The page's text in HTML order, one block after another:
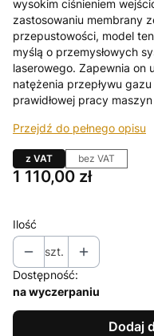
wysokim ciśnieniem
zastosowaniu membrany
przepustowości, model
myślą o przemysłowych
laserowego. Zapewnia on
natężenia przepływu
prawidłowej pracy
Przejdź do pełnego opisu
z VAT bez VAT
Cena
1 110,00 zł
Ilość
szt.
Dostępność:
na wyczerpaniu
Dodaj